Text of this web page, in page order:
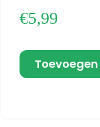
€5,99